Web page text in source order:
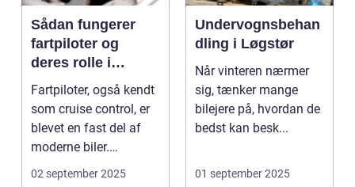
Sådan fungerer
fartpiloter og
deres rolle i
sikkerhed
Fartpiloter, også kendt
som cruise control, er
blevet en fast del af
moderne biler.
Systemet g...
02 september 2025
Undervognsbehan
dling i Løgstør
Når vinteren nærmer
sig, tænker mange
bilejere på, hvordan de
bedst kan besk...
01 september 2025